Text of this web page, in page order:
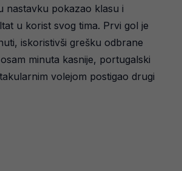
nastavku pokazao klasu i
u korist svog tima. Prvi gol je
iskoristivši grešku odbrane
minuta kasnije, portugalski
volejom postigao drugi